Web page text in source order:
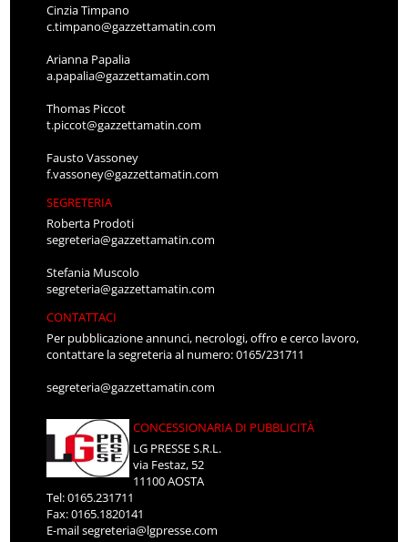
Cinzia Timpano
c.timpano@gazzettamatin.com
Arianna Papalia
a.papalia@gazzettamatin.com
Thomas Piccot
t.piccot@gazzettamatin.com
Fausto Vassoney
f.vassoney@gazzettamatin.com
SEGRETERIA
Roberta Prodoti
segreteria@gazzettamatin.com
Stefania Muscolo
segreteria@gazzettamatin.com
CONTATTACI
Per pubblicazione annunci, necrologi, offro e cerco lavoro,
contattare la segreteria al numero: 0165/231711
segreteria@gazzettamatin.com
CONCESSIONARIA DI PUBBLICITÀ
LG PRESSE S.R.L.
via Festaz, 52
11100 AOSTA
Tel: 0165.231711
Fax: 0165.1820141
E-mailsegreteria@lgpresse.com